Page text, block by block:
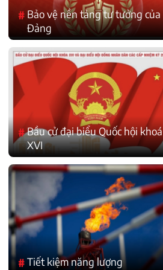
#Bảo vệ nền tảng tư tưởng của
Đảng
#Bầu cử đại biểu Quốc hội khoá
XVI
#Tiết kiệm năng lượng